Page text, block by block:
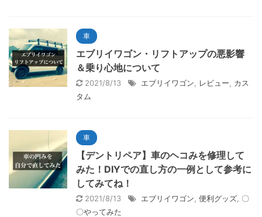
車
エブリイワゴン・リフトアップの悪影響
＆乗り心地について
2021/8/13 エブリイワゴン レビュー
カス
タム
車
【デントリペア】車のヘコみを修理して
みた！DIYでの直し方の一例として参考に
してみてね！
2021/8/13 エブリイワゴン 便利グッズ 〇
〇やってみた